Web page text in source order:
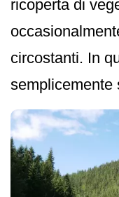
ricoperta di
circostanti. In
semplicemente